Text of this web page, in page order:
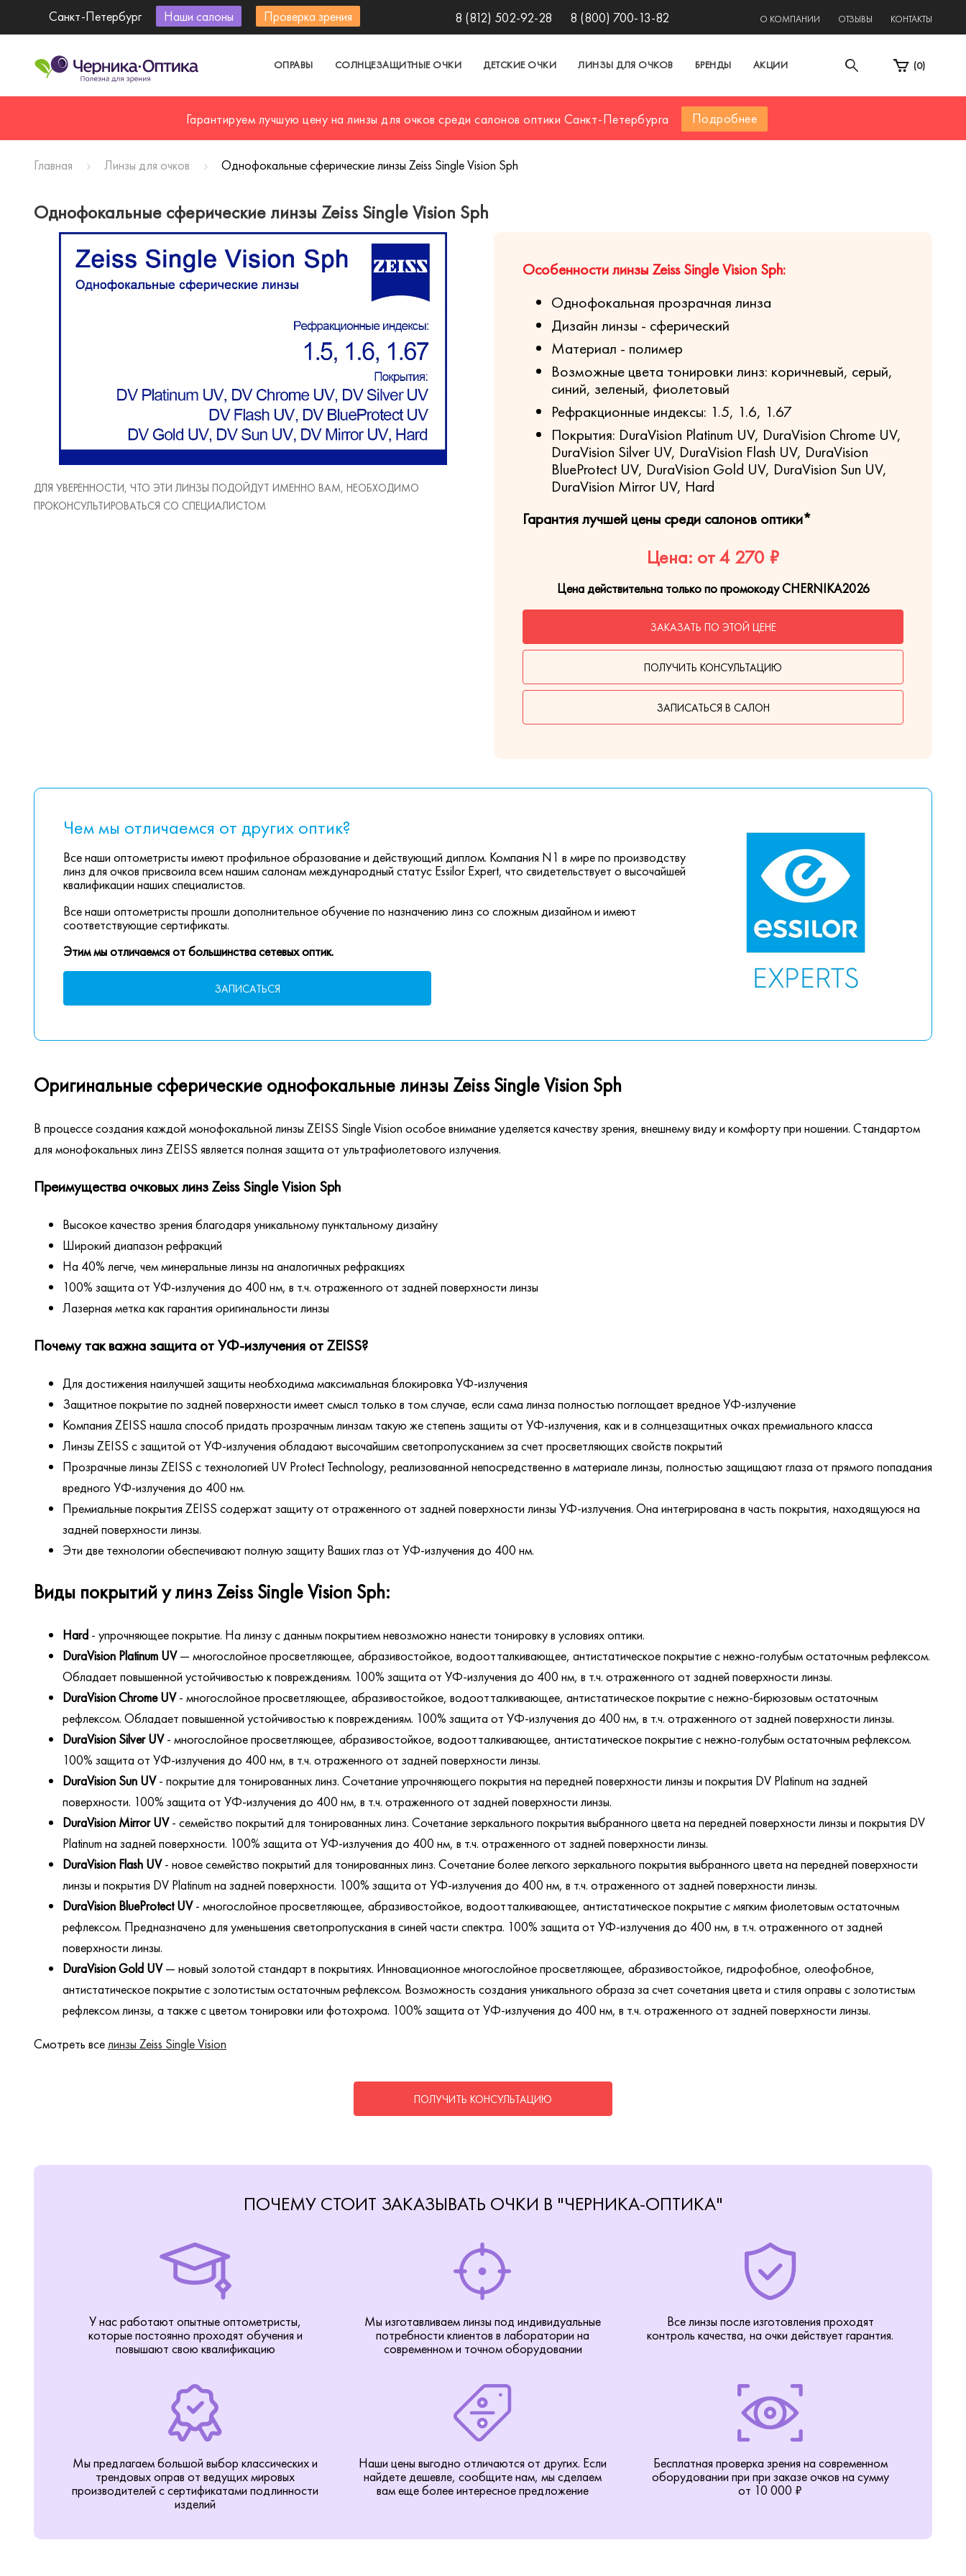
Санкт-Петербург Наши салоны Проверка зрения 8 (812) 502-92-28 8 (800) 700-13-82 О КОМПАНИИ ОТЗЫВЫ КОНТАКТЫ
ОПРАВЫ СОЛНЦЕЗАЩИТНЫЕ ОЧКИ ДЕТСКИЕ ОЧКИ ЛИНЗЫ ДЛЯ ОЧКОВ БРЕНДЫ АКЦИИ (0)
Гарантируем лучшую цену на линзы для очков среди салонов оптики Санкт-Петербурга Подробнее
Главная Линзы для очков Однофокальные сферические линзы Zeiss Single Vision Sph
Однофокальные сферические линзы Zeiss Single Vision Sph
ДЛЯ УВЕРЕННОСТИ, ЧТО ЭТИ ЛИНЗЫ ПОДОЙДУТ ИМЕННО ВАМ, НЕОБХОДИМО
ПРОКОНСУЛЬТИРОВАТЬСЯ СО СПЕЦИАЛИСТОМ
Особенности линзы Zeiss Single Vision Sph:
Однофокальная прозрачная линза
Дизайн линзы - сферический
Материал - полимер
Возможные цвета тонировки линз: коричневый, серый,
синий, зеленый, фиолетовый
Рефракционные индексы: 1.5, 1.6, 1.67
Покрытия: DuraVision Platinum UV, DuraVision Chrome UV,
DuraVision Silver UV, DuraVision Flash UV, DuraVision
BlueProtect UV, DuraVision Gold UV, DuraVision Sun UV,
DuraVision Mirror UV, Hard
Гарантия лучшей цены среди салонов оптики*
Цена: от 4 270 ₽
Цена действительна только по промокоду CHERNIKA2026
ЗАКАЗАТЬ ПО ЭТОЙ ЦЕНЕ
ПОЛУЧИТЬ КОНСУЛЬТАЦИЮ
ЗАПИСАТЬСЯ В САЛОН
Чем мы отличаемся от других оптик?
Все наши оптометристы имеют профильное образование и действующий диплом. Компания N1 в мире по производству
линз для очков присвоила всем нашим салонам международный статус Essilor Expert, что свидетельствует о высочайшей
квалификации наших специалистов.
Все наши оптометристы прошли дополнительное обучение по назначению линз со сложным дизайном и имеют
соответствующие сертификаты.
Этим мы отличаемся от большинства сетевых оптик.
ЗАПИСАТЬСЯ
Оригинальные сферические однофокальные линзы Zeiss Single Vision Sph
В процессе создания каждой монофокальной линзы ZEISS Single Vision особое внимание уделяется качеству зрения, внешнему виду и комфорту при ношении. Стандартом
для монофокальных линз ZEISS является полная защита от ультрафиолетового излучения.
Преимущества очковых линз Zeiss Single Vision Sph
Высокое качество зрения благодаря уникальному пунктальному дизайну
Широкий диапазон рефракций
На 40% легче, чем минеральные линзы на аналогичных рефракциях
100% защита от УФ-излучения до 400 нм, в т.ч. отраженного от задней поверхности линзы
Лазерная метка как гарантия оригинальности линзы
Почему так важна защита от УФ-излучения от ZEISS?
Для достижения наилучшей защиты необходима максимальная блокировка УФ-излучения
Защитное покрытие по задней поверхности имеет смысл только в том случае, если сама линза полностью поглощает вредное УФ-излучение
Компания ZEISS нашла способ придать прозрачным линзам такую же степень защиты от УФ-излучения, как и в солнцезащитных очках премиального класса
Линзы ZEISS с защитой от УФ-излучения обладают высочайшим светопропусканием за счет просветляющих свойств покрытий
Прозрачные линзы ZEISS с технологией UV Protect Technology, реализованной непосредственно в материале линзы, полностью защищают глаза от прямого попадания
вредного УФ-излучения до 400 нм.
Премиальные покрытия ZEISS содержат защиту от отраженного от задней поверхности линзы УФ-излучения. Она интегрирована в часть покрытия, находящуюся на
задней поверхности линзы.
Эти две технологии обеспечивают полную защиту Ваших глаз от УФ-излучения до 400 нм.
Виды покрытий у линз Zeiss Single Vision Sph:
Hard - упрочняющее покрытие. На линзу с данным покрытием невозможно нанести тонировку в условиях оптики.
DuraVision Platinum UV— многослойное просветляющее, абразивостойкое, водоотталкивающее, антистатическое покрытие с нежно-голубым остаточным рефлексом.
Обладает повышенной устойчивостью к повреждениям. 100% защита от УФ-излучения до 400 нм, в т.ч. отраженного от задней поверхности линзы.
DuraVision Chrome UV- многослойное просветляющее, абразивостойкое, водоотталкивающее, антистатическое покрытие с нежно-бирюзовым остаточным
рефлексом. Обладает повышенной устойчивостью к повреждениям. 100% защита от УФ-излучения до 400 нм, в т.ч. отраженного от задней поверхности линзы.
DuraVision Silver UV- многослойное просветляющее, абразивостойкое, водоотталкивающее, антистатическое покрытие с нежно-голубым остаточным рефлексом.
100% защита от УФ-излучения до 400 нм, в т.ч. отраженного от задней поверхности линзы.
DuraVision Sun UV- покрытие для тонированных линз. Сочетание упрочняющего покрытия на передней поверхности линзы и покрытия DV Platinum на задней
поверхности. 100% защита от УФ-излучения до 400 нм, в т.ч. отраженного от задней поверхности линзы.
DuraVision Mirror UV- семейство покрытий для тонированных линз. Сочетание зеркального покрытия выбранного цвета на передней поверхности линзы и покрытия DV
Platinum на задней поверхности. 100% защита от УФ-излучения до 400 нм, в т.ч. отраженного от задней поверхности линзы.
DuraVision Flash UV- новое семейство покрытий для тонированных линз. Сочетание более легкого зеркального покрытия выбранного цвета на передней поверхности
линзы и покрытия DV Platinum на задней поверхности. 100% защита от УФ-излучения до 400 нм, в т.ч. отраженного от задней поверхности линзы.
DuraVision BlueProtect UV- многослойное просветляющее, абразивостойкое, водоотталкивающее, антистатическое покрытие с мягким фиолетовым остаточным
рефлексом. Предназначено для уменьшения светопропускания в синей части спектра. 100% защита от УФ-излучения до 400 нм, в т.ч. отраженного от задней
поверхности линзы.
DuraVision Gold UV— новый золотой стандарт в покрытиях. Инновационное многослойное просветляющее, абразивостойкое, гидрофобное, олеофобное,
антистатическое покрытие с золотистым остаточным рефлексом. Возможность создания уникального образа за счет сочетания цвета и стиля оправы с золотистым
рефлексом линзы, а также с цветом тонировки или фотохрома. 100% защита от УФ-излучения до 400 нм, в т.ч. отраженного от задней поверхности линзы.
Смотреть вселинзы Zeiss Single Vision
ПОЛУЧИТЬ КОНСУЛЬТАЦИЮ
ПОЧЕМУ СТОИТ ЗАКАЗЫВАТЬ ОЧКИ В "ЧЕРНИКА-ОПТИКА"
У нас работают опытные оптометристы,
которые постоянно проходят обучения и
повышают свою квалификацию
Мы изготавливаем линзы под индивидуальные
потребности клиентов в лаборатории на
современном и точном оборудовании
Все линзы после изготовления проходят
контроль качества, на очки действует гарантия.
Мы предлагаем большой выбор классических и
трендовых оправ от ведущих мировых
производителей с сертификатами подлинности
изделий
Наши цены выгодно отличаются от других. Если
найдете дешевле, сообщите нам, мы сделаем
вам еще более интересное предложение
Бесплатная проверка зрения на современном
оборудовании при при заказе очков на сумму
от 10 000 ₽